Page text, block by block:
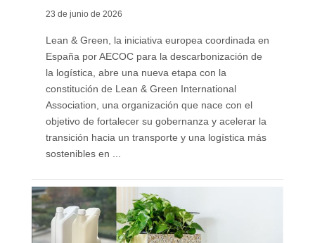
23 de junio de 2026
Lean & Green, la iniciativa europea coordinada en
España por AECOC para la descarbonización de
la logística, abre una nueva etapa con la
constitución de Lean & Green International
Association, una organización que nace con el
objetivo de fortalecer su gobernanza y acelerar la
transición hacia un transporte y una logística más
sostenibles en ...